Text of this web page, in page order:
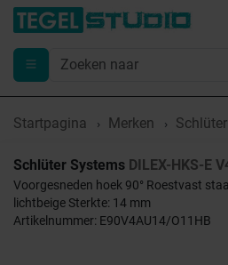
Startpagina Merken
Schlüter Systems DILEX-HKS-E
Voorgesneden hoek 90° Roestvast
lichtbeige Sterkte: 14 mm
Artikelnummer: E90V4AU14/O11HB